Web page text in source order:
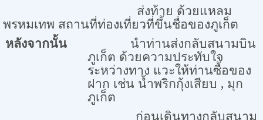
ส่งท้าย ด้วยแหลม
พรหมเทพ สถานที่ท่องเที่ยวที่ขึ้นชื่อของภูเก็ต
หลังจากนั้นนำท่านส่งกลับสนามบิน
ภูเก็ต ด้วยความประทับใจ
ระหว่างทาง แวะให้ท่านซื้อของ
ฝาก เช่น น้ำพริกกุ้งเสียบ , มุก
ภูเก็ต
ก่อนเดินทางกลับสนาม